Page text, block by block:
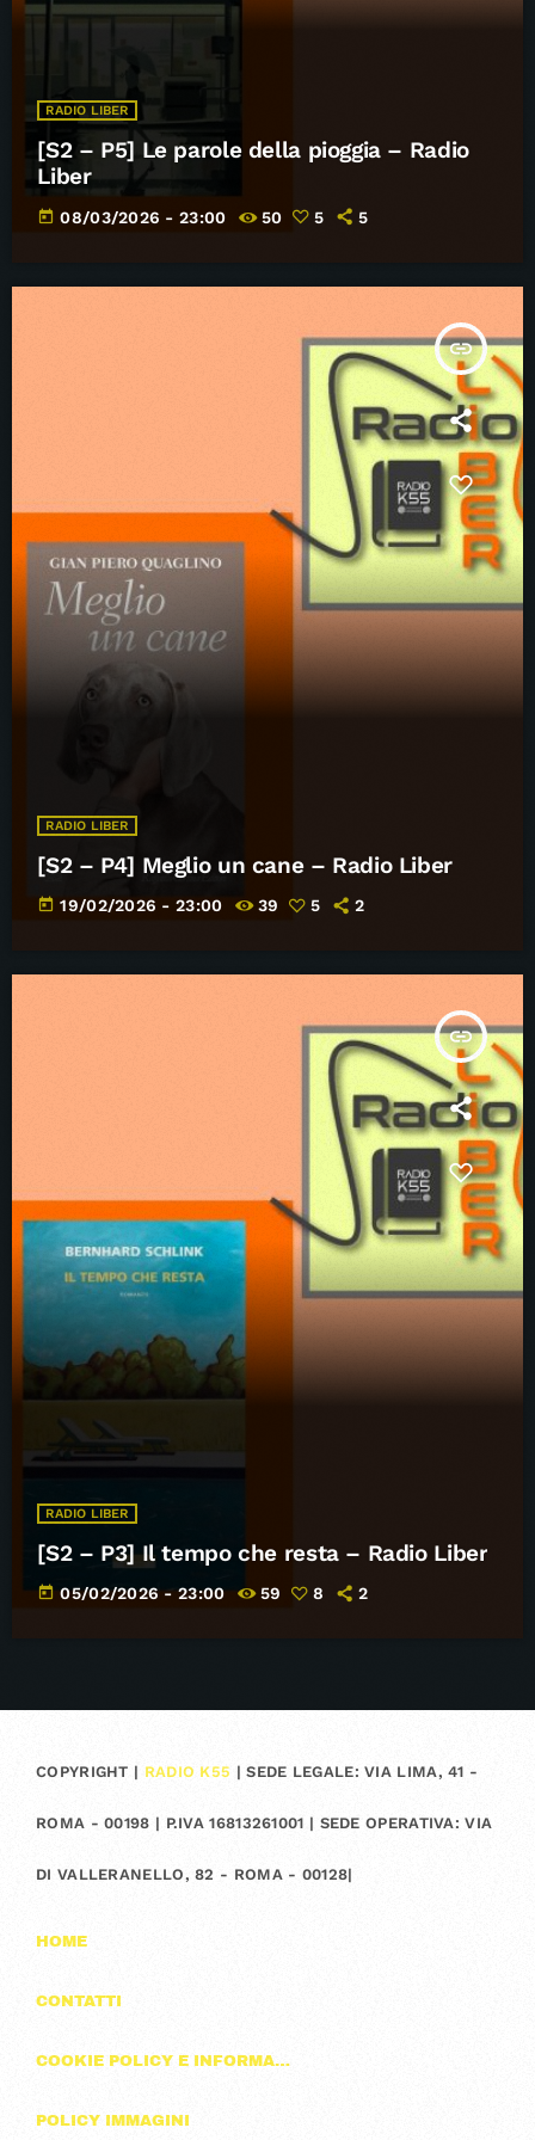
RADIO LIBER
[S2 – P5] Le parole della pioggia – Radio
Liber
today 08/03/2026 - 23:00 50 5 5
insert_link
RADIO LIBER
[S2 – P4] Meglio un cane – Radio Liber
today 19/02/2026 - 23:00 39 5 2
insert_link
RADIO LIBER
[S2 – P3] Il tempo che resta – Radio Liber
today 05/02/2026 - 23:00 59 8 2
COPYRIGHT | RADIO K55 | SEDE LEGALE: VIA LIMA, 41 -
ROMA - 00198 | P.IVA 16813261001 | SEDE OPERATIVA: VIA
DI VALLERANELLO, 82 - ROMA - 00128|
HOME
CONTATTI
COOKIE POLICY E INFORMAZIONI SULLA PRIVACY
POLICY IMMAGINI